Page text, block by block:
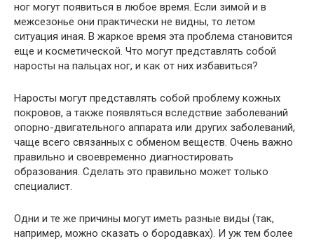
ног могут появиться в любое время. Если зимой и в
межсезонье они практически не видны, то летом
ситуация иная. В жаркое время эта проблема становится
еще и косметической. Что могут представлять собой
наросты на пальцах ног, и как от них избавиться?
Наросты могут представлять собой проблему кожных
покровов, а также появляться вследствие заболеваний
опорно-двигательного аппарата или других заболеваний,
чаще всего связанных с обменом веществ. Очень важно
правильно и своевременно диагностировать
образования. Сделать это правильно может только
специалист.
Одни и те же причины могут иметь разные виды (так,
например, можно сказать о бородавках). И уж тем более